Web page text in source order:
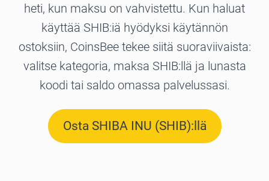
heti, kun maksu on vahvistettu. Kun haluat
käyttää SHIB:iä hyödyksi käytännön
ostoksiin, CoinsBee tekee siitä suoraviivaista:
valitse kategoria, maksa SHIB:llä ja lunasta
koodi tai saldo omassa palvelussasi.
Osta SHIBA INU (SHIB):llä